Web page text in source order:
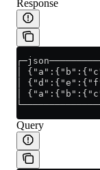
Response
│
│
│
Query